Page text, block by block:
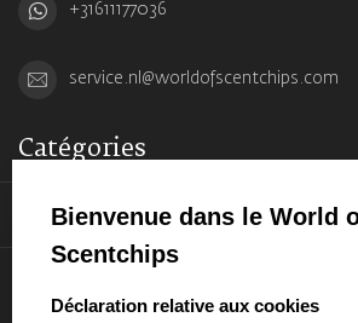
+31611177036
service.nl@worldofscentchips.com
Catégories
Informations
Bienvenue dans le World
Scentchips
select language
Déclaration relative aux cookies